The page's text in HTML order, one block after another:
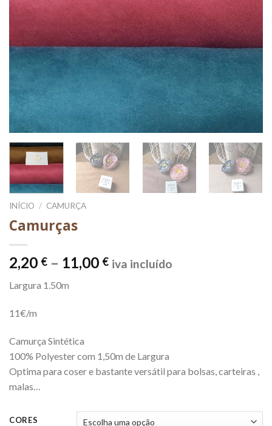
INÍCIO / CAMURÇA
Camurças
2,20 € – 11,00 €Price
iva incluído
Largura 1.50m
11€/m
Camurça Sintética
100% Polyester com 1,50m de Largura
Optima para coser e bastante versátil para bolsas, carteiras ,
malas…
CORES